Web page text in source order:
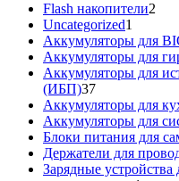
Flash накопители2
Uncategorized1
товар
Аккумуляторы для
Аккумуляторы для
Аккумуляторы для
(ИБП)3737
товаров
Аккумуляторы для
Аккумуляторы для
Блоки питания для
Держатели для
Зарядные